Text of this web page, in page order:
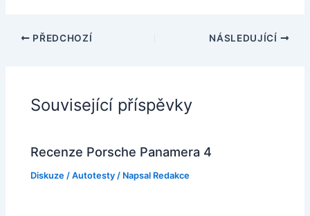
PŘEDCHOZÍ NÁSLEDUJÍCÍ
Související příspěvky
Recenze Porsche Panamera 4
Diskuze /Autotesty / Napsal Redakce